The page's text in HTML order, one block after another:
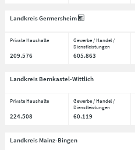
Landkreis Germersheim
Private Haushalte
Gewerbe / Handel /
Dienstleistungen
209.576 605.863
Landkreis Bernkastel-Wittlich
Private Haushalte
Gewerbe / Handel /
Dienstleistungen
224.508 60.119
Landkreis Mainz-Bingen